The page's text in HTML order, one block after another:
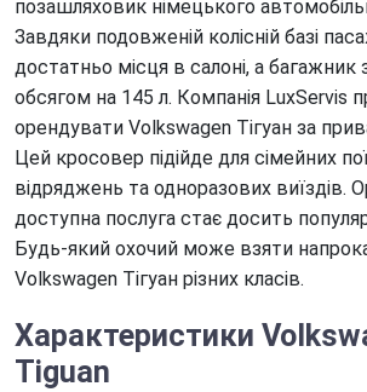
позашляховик німецького
Завдяки подовженій колісній базі
достатньо місця в салоні, а багажник
обсягом на 145 л. Компанія LuxServis
орендувати Volkswagen Тігуан за
Цей кросовер підійде для сімейних
відряджень та одноразових виїздів.
доступна послуга стає досить
Будь-який охочий може взяти
Volkswagen Тігуан різних класів.
Характеристики
Tiguan